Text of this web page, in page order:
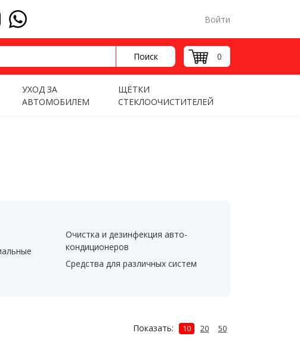
Войти
Поиск 0
УХОД ЗА
АВТОМОБИЛЕМ
ЩЁТКИ
СТЕКЛООЧИСТИТЕЛЕЙ
Очистка и дезинфекция авто-
кондиционеров
Средства для различных систем
Показать: 10 20 50